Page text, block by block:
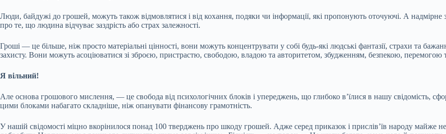
Люди, байдужі до грошей, можуть також відмовлятися і від кохання, подяки чи інформації, які пропонують оточуючі. А
про те, що людина відчуває заздрість або страх залежності.
Гроші — це більше, ніж просто матеріальні цінності, вони можуть концентрувати у собі будь-які людські фантазії, страхи та
захисту. Вони можуть асоціюватися зі зброєю, пристрастю, свободою, владою та авторитетом, збудженням, безпекою, перемогою
Я вільний!
Але основа грошового мислення, — це свобода від психологічних блоків і упереджень, що глибоко в’їлися в нашу свідомість,
цими блоками набагато складніше, ніж опанувати фінансову грамотність.
У нашій свідомості міцно вкорінилося понад 100 тверджень про шкоду грошей. Адже серед приказок і прислів’їв народу майже